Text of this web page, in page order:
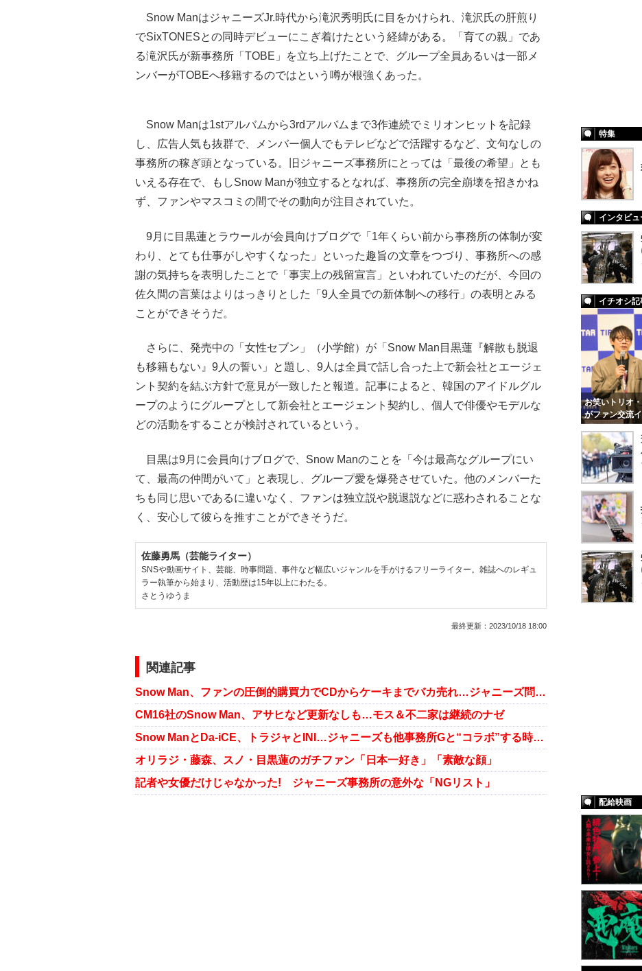
Snow ManはジャニーズJr.時代から滝沢秀明氏に目をかけられ、滝沢氏の肝煎り
でSixTONESとの同時デビューにこぎ着けたという経緯がある。「育ての親」であ
る滝沢氏が新事務所「TOBE」を立ち上げたことで、グループ全員あるいは一部メ
ンバーがTOBEへ移籍するのではという噂が根強くあった。
Snow Manは1stアルバムから3rdアルバムまで3作連続でミリオンヒットを記録
し、広告人気も抜群で、メンバー個人でもテレビなどで活躍するなど、文句なしの
事務所の稼ぎ頭となっている。旧ジャニーズ事務所にとっては「最後の希望」とも
いえる存在で、もしSnow Manが独立するとなれば、事務所の完全崩壊を招きかね
ず、ファンやマスコミの間でその動向が注目されていた。
9月に目黒蓮とラウールが会員向けブログで「1年くらい前から事務所の体制が変
わり、とても仕事がしやすくなった」といった趣旨の文章をつづり、事務所への感
謝の気持ちを表明したことで「事実上の残留宣言」といわれていたのだが、今回の
佐久間の言葉はよりはっきりとした「9人全員での新体制への移行」の表明とみる
ことができそうだ。
さらに、発売中の「女性セブン」（小学館）が「Snow Man目黒蓮『解散も脱退
も移籍もない』9人の誓い」と題し、9人は全員で話し合った上で新会社とエージェ
ント契約を結ぶ方針で意見が一致したと報道。記事によると、韓国のアイドルグル
ープのようにグループとして新会社とエージェント契約し、個人で俳優やモデルな
どの活動をすることが検討されているという。
目黒は9月に会員向けブログで、Snow Manのことを「今は最高なグループにい
て、最高の仲間がいて」と表現し、グループ愛を爆発させていた。他のメンバーた
ちも同じ思いであるに違いなく、ファンは独立説や脱退説などに惑わされることな
く、安心して彼らを推すことができそうだ。
佐藤勇馬（芸能ライター）
SNSや動画サイト、芸能、時事問題、事件など幅広いジャンルを手がけるフリーライター。雑誌へのレギュ
ラー執筆から始まり、活動歴は15年以上にわたる。
さとうゆうま
最終更新： 2023/10/18 18:00
関連記事
Snow Man、ファンの圧倒的購買力でCDからケーキまでバカ売れ…ジャニーズ問題の渦中でも勢い衰えず
CM16社のSnow Man、アサヒなど更新なしも…モス＆不二家は継続のナゼ
Snow ManとDa-iCE、トラジャとINI…ジャニーズも他事務所Gと“コラボ”する時代に？
オリラジ・藤森、スノ・目黒蓮のガチファン「日本一好き」「素敵な顔」
記者や女優だけじゃなかった! ジャニーズ事務所の意外な「NGリスト」
特集
インタビュ
イチオシ記
お笑いトリオ
がファン交流
配給映画